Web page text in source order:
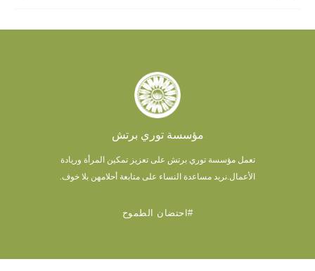
مؤسسة توري برتش
تعمل مؤسسة توري برتش على تعزيز تمكين المرأة وريادة
الأعمال. نريد مساعدة النساء على متابعة أحلامهن بلا خوف.
#احتضان الطموح